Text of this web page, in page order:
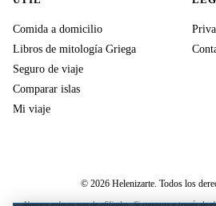
Comida a domicilio
Libros de mitología Griega
Seguro de viaje
Comparar islas
Mi viaje
© 2026 Helenizarte. Todos los
Algunos enlaces son de afiliados. Si compras a través de